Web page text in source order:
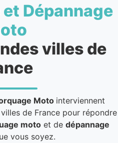
Dépannage
villes de
Moto interviennent
de France pour répondre
motoet de dépannage
vous soyez.